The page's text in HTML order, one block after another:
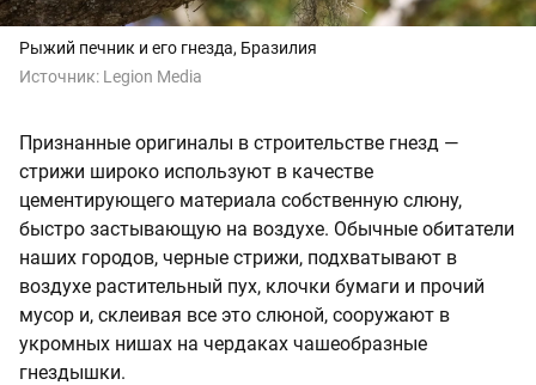
Рыжий печник и его гнезда, Бразилия
Источник: Legion Media
Признанные оригиналы в строительстве гнезд —
стрижи широко используют в качестве
цементирующего материала собственную слюну,
быстро застывающую на воздухе. Обычные обитатели
наших городов, черные стрижи, подхватывают в
воздухе растительный пух, клочки бумаги и прочий
мусор и, склеивая все это слюной, сооружают в
укромных нишах на чердаках чашеобразные
гнездышки.